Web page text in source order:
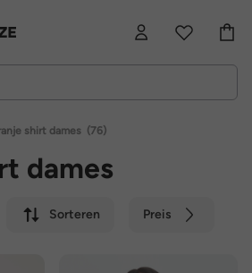
shirt dames (76)
dames
Sorteren Preis